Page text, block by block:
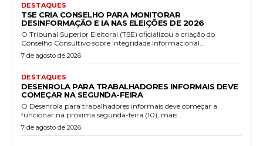
DESTAQUES
TSE CRIA CONSELHO PARA MONITORAR
DESINFORMAÇÃO E IA NAS ELEIÇÕES DE 2026
O Tribunal Superior Eleitoral (TSE) oficializou a criação do
Conselho Consultivo sobre Integridade Informacional...
7 de agosto de 2026
DESTAQUES
DESENROLA PARA TRABALHADORES INFORMAIS DEVE
COMEÇAR NA SEGUNDA-FEIRA
O Desenrola para trabalhadores informais deve começar a
funcionar na próxima segunda-feira (10), mais...
7 de agosto de 2026